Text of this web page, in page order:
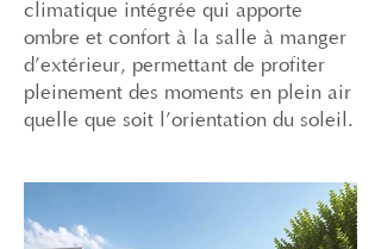
climatique intégrée qui apporte
ombre et confort à la salle à manger
d’extérieur, permettant de profiter
pleinement des moments en plein air
quelle que soit l’orientation du soleil.